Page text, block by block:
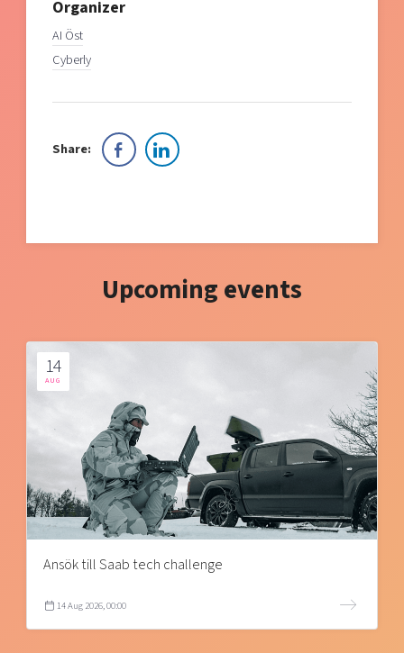
Organizer
AI Öst
Cyberly
Share:
Upcoming events
14
AUG
Ansök till Saab tech challenge
14 Aug 2026, 00:00